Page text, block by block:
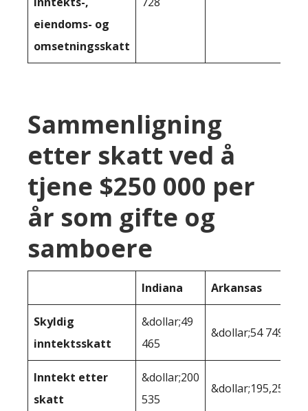
eiendoms- og
omsetningsskatt
Sammenligning
etter skatt ved å
tjene $250 000 per
år som gifte og
samboere
Indiana Arkansas
Skyldig
inntektsskatt
&dollar;49
465
&dollar;54 749
Inntekt etter
skatt
&dollar;200
535
&dollar;195,251